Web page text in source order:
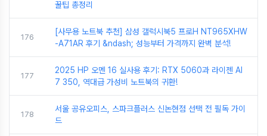
꿀팁 총정리
176
[사무용 노트북 추천] 삼성 갤럭시북5 프로H NT965XHW
-A71AR 후기 &ndash; 성능부터 가격까지 완벽 분석!
177
2025 HP 오멘 16 실사용 후기: RTX 5060과 라이젠 AI
7 350, 역대급 가성비 노트북의 귀환!
178
서울 공유오피스, 스파크플러스 신논현점 선택 전 필독 가이
드